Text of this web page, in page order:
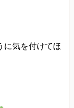
に気を付けてほ